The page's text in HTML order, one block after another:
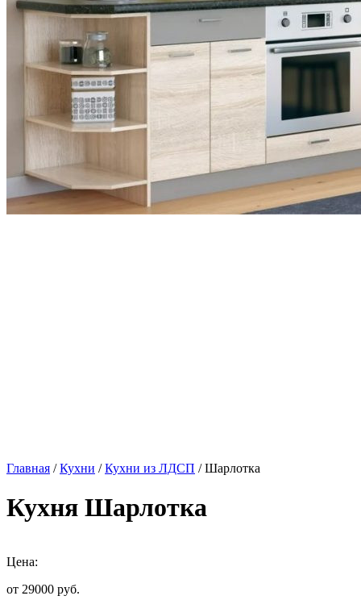
Главная /Кухни /Кухни из ЛДСП / Шарлотка
Кухня Шарлотка
Цена:
от 29000 руб.